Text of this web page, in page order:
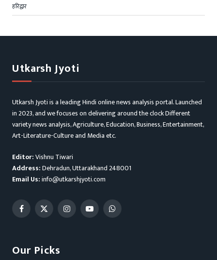
हरिद्वार
Utkarsh Jyoti
Utkarsh Jyoti is a leading Hindi online news analysis portal. Launched
in 2023, and we focuses on delivering around the clock Different
variety news analysis, Agriculture, Education, Business, Entertainment,
Art-Literature-Culture and Media etc.
Editor:Vishnu Tiwari
Address:Dehradun, Uttarakhand 248001
Email Us:info@utkarshjyoti.com
Facebook
X
InstagramYouTubeWhatsApp
Our Picks